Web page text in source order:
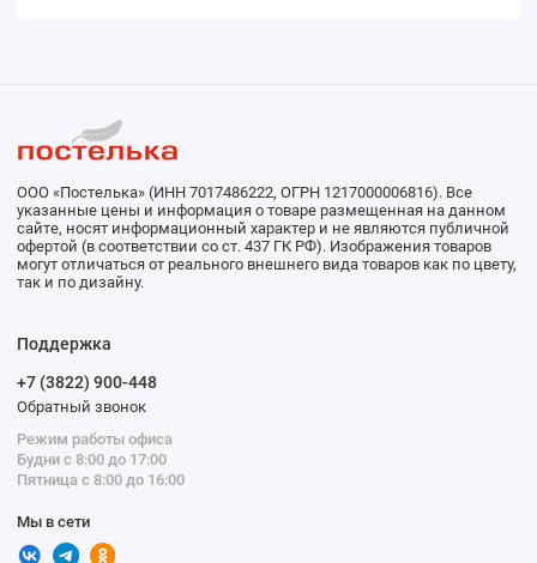
ООО «Постелька» (ИНН 7017486222, ОГРН 1217000006816). Все
указанные цены и информация о товаре размещенная на данном
сайте, носят информационный характер и не являются публичной
офертой (в соответствии со ст. 437 ГК РФ). Изображения товаров
могут отличаться от реального внешнего вида товаров как по цвету,
так и по дизайну.
Поддержка
+7 (3822) 900-448
Обратный звонок
Режим работы офиса
Будни с 8:00 до 17:00
Пятница с 8:00 до 16:00
Мы в сети